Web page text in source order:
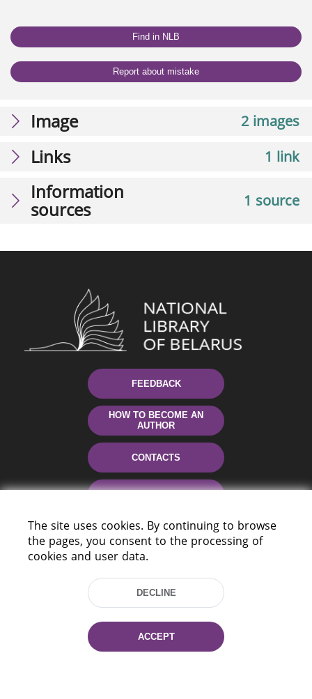
Find in NLB
Report about mistake
2 images
Image
1 link
Links
1 source
Information
sources
FEEDBACK
HOW TO BECOME AN
AUTHOR
CONTACTS
220114, Niezaležnasci Ave. 116, Minsk,
The site uses cookies. By continuing to browse
the pages, you consent to the processing of
cookies and user data.
DECLINE
ACCEPT